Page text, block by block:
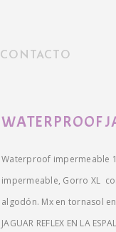
CONTACTO
WATERPROOF
Waterproof impermeable
impermeable, Gorro XL
algodón. Mx en tornasol
JAGUAR REFLEX EN LA